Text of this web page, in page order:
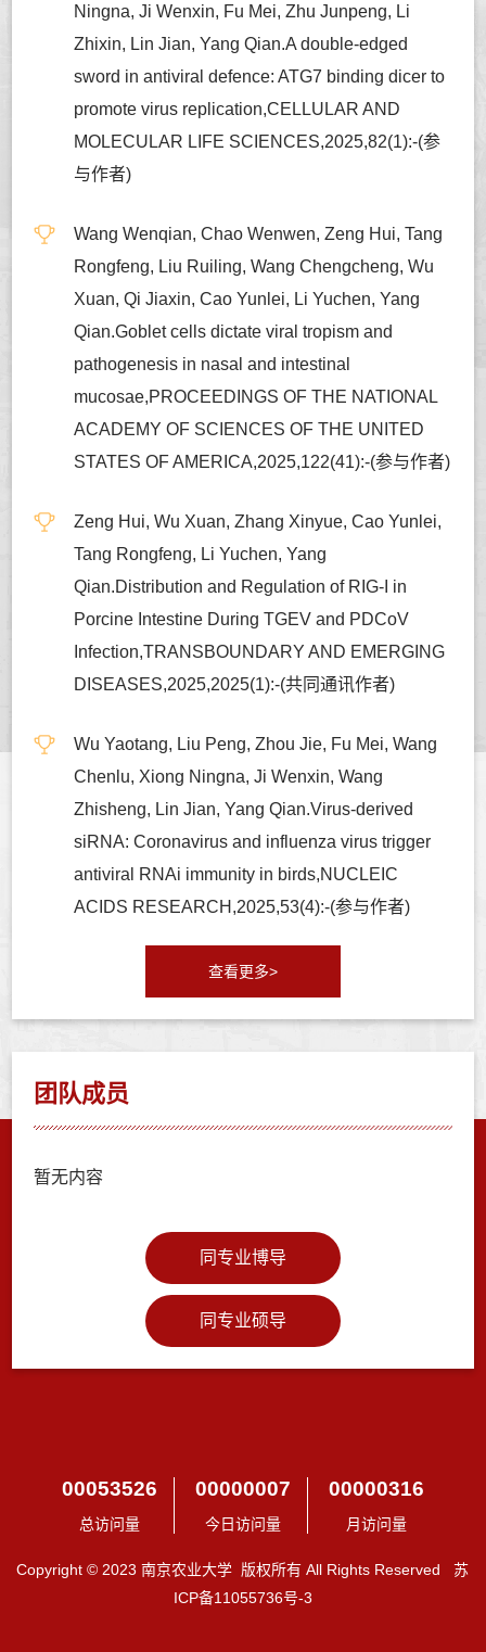
Ningna, Ji Wenxin, Fu Mei, Zhu Junpeng, Li
Zhixin, Lin Jian, Yang Qian.A double-edged
sword in antiviral defence: ATG7 binding dicer to
promote virus replication,CELLULAR AND
MOLECULAR LIFE SCIENCES,2025,82(1):-(参
与作者)
Wang Wenqian, Chao Wenwen, Zeng Hui, Tang
Rongfeng, Liu Ruiling, Wang Chengcheng, Wu
Xuan, Qi Jiaxin, Cao Yunlei, Li Yuchen, Yang
Qian.Goblet cells dictate viral tropism and
pathogenesis in nasal and intestinal
mucosae,PROCEEDINGS OF THE NATIONAL
ACADEMY OF SCIENCES OF THE UNITED
STATES OF AMERICA,2025,122(41):-(参与作者)
Zeng Hui, Wu Xuan, Zhang Xinyue, Cao Yunlei,
Tang Rongfeng, Li Yuchen, Yang
Qian.Distribution and Regulation of RIG-I in
Porcine Intestine During TGEV and PDCoV
Infection,TRANSBOUNDARY AND EMERGING
DISEASES,2025,2025(1):-(共同通讯作者)
Wu Yaotang, Liu Peng, Zhou Jie, Fu Mei, Wang
Chenlu, Xiong Ningna, Ji Wenxin, Wang
Zhisheng, Lin Jian, Yang Qian.Virus-derived
siRNA: Coronavirus and influenza virus trigger
antiviral RNAi immunity in birds,NUCLEIC
ACIDS RESEARCH,2025,53(4):-(参与作者)
查看更多>
团队成员
暂无内容
同专业博导
同专业硕导
00053526
总访问量
00000007
今日访问量
00000316
月访问量
Copyright © 2023 南京农业大学 版权所有 All Rights Reserved 苏
ICP备11055736号-3